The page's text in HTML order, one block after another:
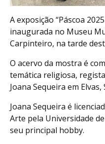
A exposição “Páscoa
inaugurada no Museu
Carpinteiro, na tarde
O acervo da mostra é
temática religiosa,
Joana Sequeira em Elvas,
Joana Sequeira é
Arte pela Universidade
seu principal hobby.